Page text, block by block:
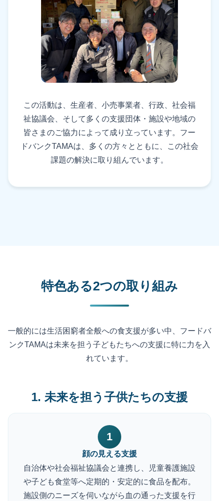
この活動は、生産者、小売事業者、行政、社会福
祉協議会、そして多くの支援団体・施設や地域の
皆さまのご協力によって成り立っています。フー
ドバンクTAMAは、多くの方々とともに、この社会
課題の解決に取り組んでいます。
特色ある2つの取り組み
一般的には生活困窮者全般への食支援が多い中、 フードバ
ンクTAMAは未来を担う子どもたちへの支援に特に力を入
れています。
1. 未来を担う子供たちの支援
1
顔の見える支援
自治体や社会福祉協議会と連携し、児童養護施設
や子ども食堂等へ定期的・安定的に食品を配布。
施設側のニーズを伺いながら血の通った支援を行